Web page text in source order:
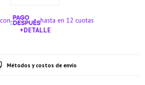
hasta en 12 cuotas
+DETALLE
Métodos y costos de envío